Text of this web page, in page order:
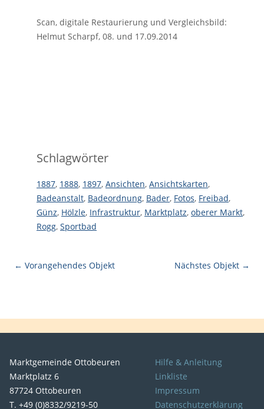
Scan, digitale Restaurierung und Vergleichsbild:
Helmut Scharpf, 08. und 17.09.2014
Schlagwörter
1887, 1888, 1897, Ansichten, Ansichtskarten,
Badeanstalt, Badeordnung, Bader, Fotos, Freibad,
Günz, Hölzle, Infrastruktur, Marktplatz, oberer Markt,
Rogg, Sportbad
← Vorangehendes Objekt Nächstes Objekt →
Marktgemeinde Ottobeuren
Marktplatz 6
87724 Ottobeuren
T. +49 (0)8332/9219-50
Hilfe & Anleitung
Linkliste
Impressum
Datenschutzerklärung